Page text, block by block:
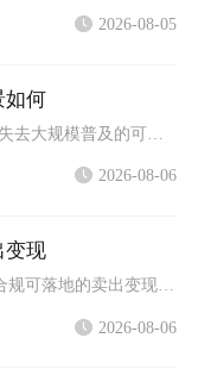
2026-08-05
如何
2026-08-06
变现
泰达币（USDT）合规可落地的卖出变现主流路径为头部加密交易平台C2C点对点交易，完整操作
2026-08-06